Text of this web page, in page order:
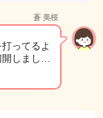
蒼 美桜
ってるよ
しまし…